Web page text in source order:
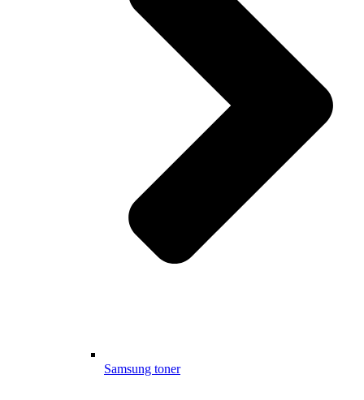
Samsung toner